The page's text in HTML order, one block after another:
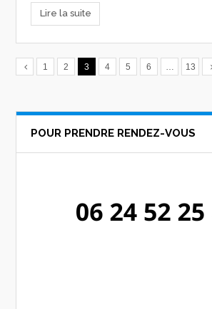
Lire la suite
1 2 3 4 5 6 13
POUR PRENDRE RENDEZ-VOUS